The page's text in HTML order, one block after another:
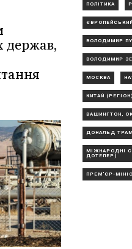
держав,
ПОЛІТИКА
ВОЛОДИМИР
ВОЛОДИМИР
МОСКВА
КИТАЙ (РЕГІОН)
ВАШИНГТОН,
ДОНАЛЬД
МІЖНАРОДНІ
ДОТЕПЕР)
ПРЕМ'ЄР-